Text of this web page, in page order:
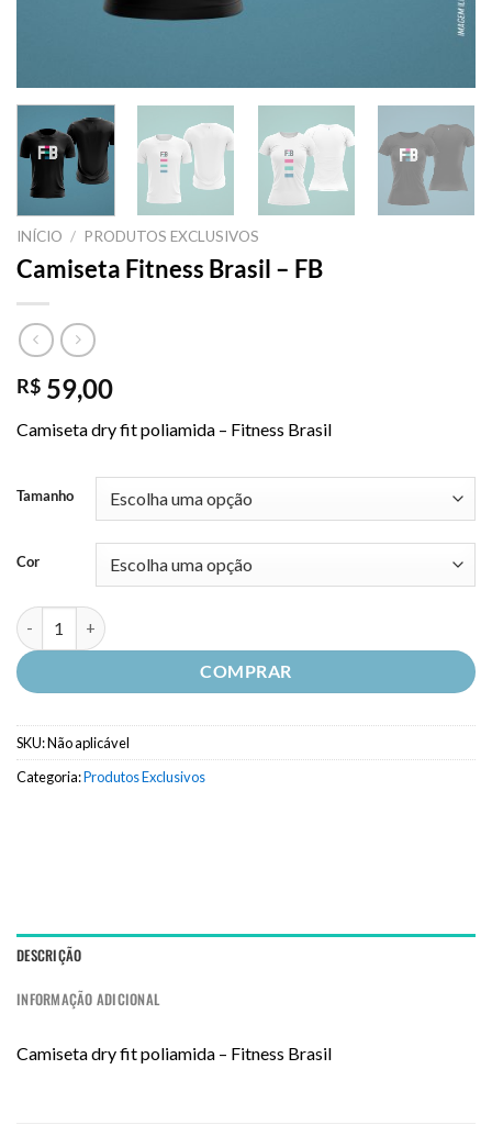
INÍCIO / PRODUTOS EXCLUSIVOS
Camiseta Fitness Brasil – FB
R$ 59,00
Camiseta dry fit poliamida – Fitness Brasil
Tamanho
Cor
Camiseta Fitness Brasil - FB quantidade
COMPRAR
SKU:Não aplicável
Categoria:Produtos Exclusivos
DESCRIÇÃO
INFORMAÇÃO ADICIONAL
Camiseta dry fit poliamida – Fitness Brasil